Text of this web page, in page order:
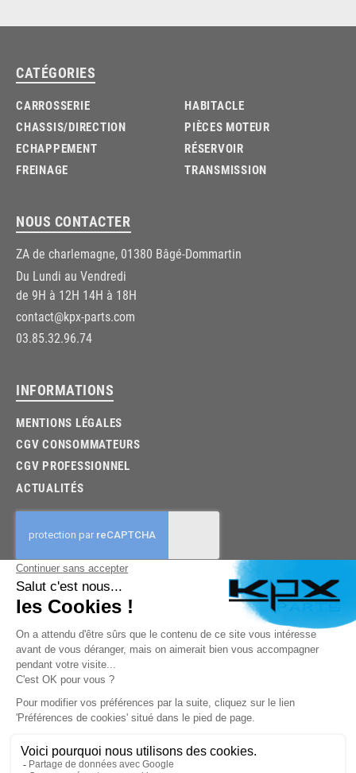
03.85.32.96.74
CATÉGORIES
CARROSSERIE
CHASSIS/DIRECTION
ECHAPPEMENT
FREINAGE
HABITACLE
PIÈCES MOTEUR
RÉSERVOIR
TRANSMISSION
NOUS CONTACTER
ZA de charlemagne, 01380 Bâgé-Dommartin
Du Lundi au Vendredi
de 9H à 12H 14H à 18H
contact@kpx-parts.com
03.85.32.96.74
INFORMATIONS
MENTIONS LÉGALES
CGV CONSOMMATEURS
CGV PROFESSIONNEL
ACTUALITÉS